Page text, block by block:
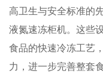
高卫生与安全标准的
液氮速冻柜机。这些
食品的快速冷冻工艺
力，进一步完善整套